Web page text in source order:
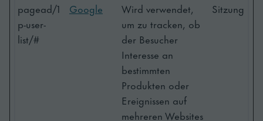
pagead/1
p-user-
list/#
Google
Wird verwendet,
um zu tracken, ob
der Besucher
Interesse an
bestimmten
Produkten oder
Ereignissen auf
mehreren Websites
Sitzung